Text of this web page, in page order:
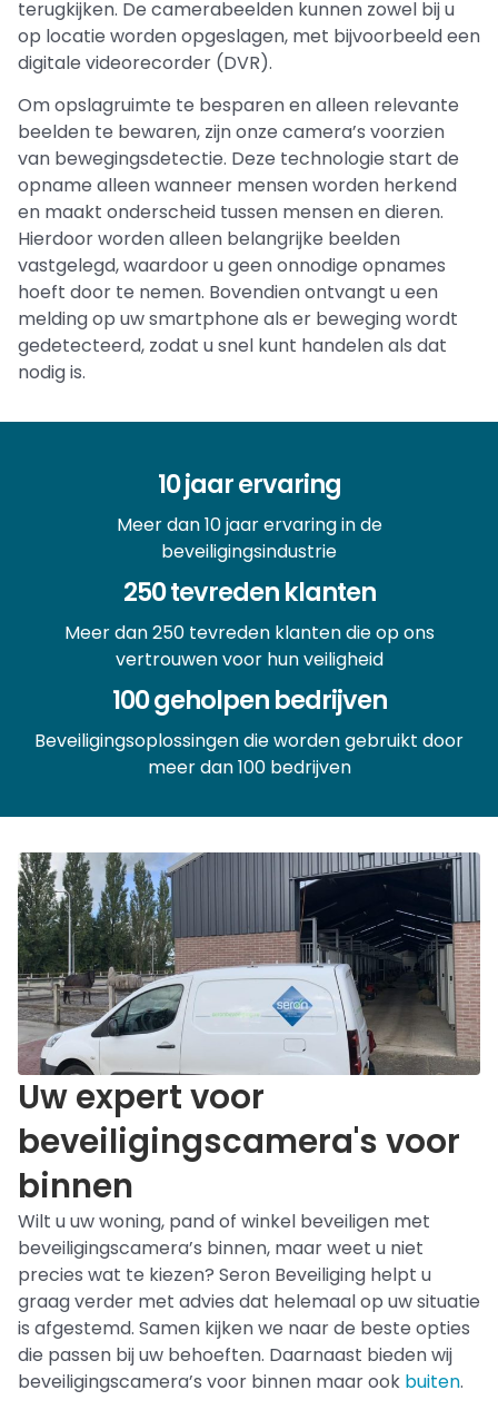
terugkijken. De camerabeelden kunnen zowel bij u
op locatie worden opgeslagen, met bijvoorbeeld een
digitale videorecorder (DVR).
Om opslagruimte te besparen en alleen relevante
beelden te bewaren, zijn onze camera’s voorzien
van bewegingsdetectie. Deze technologie start de
opname alleen wanneer mensen worden herkend
en maakt onderscheid tussen mensen en dieren.
Hierdoor worden alleen belangrijke beelden
vastgelegd, waardoor u geen onnodige opnames
hoeft door te nemen. Bovendien ontvangt u een
melding op uw smartphone als er beweging wordt
gedetecteerd, zodat u snel kunt handelen als dat
nodig is.
10 jaar ervaring
Meer dan 10 jaar ervaring in de
beveiligingsindustrie
250 tevreden klanten
Meer dan 250 tevreden klanten die op ons
vertrouwen voor hun veiligheid
100 geholpen bedrijven
Beveiligingsoplossingen die worden gebruikt door
meer dan 100 bedrijven
Uw expert voor
beveiligingscamera's voor
binnen
Wilt u uw woning, pand of winkel beveiligen met
beveiligingscamera’s binnen, maar weet u niet
precies wat te kiezen? Seron Beveiliging helpt u
graag verder met advies dat helemaal op uw situatie
is afgestemd. Samen kijken we naar de beste opties
die passen bij uw behoeften. Daarnaast bieden wij
beveiligingscamera’s voor binnen maar ook buiten.